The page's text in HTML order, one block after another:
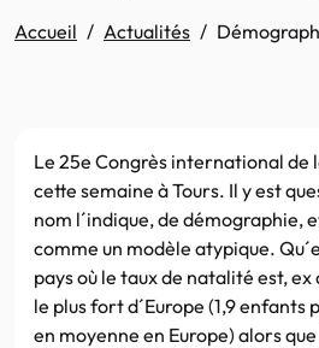
Accueil Actualités
Le 25e Congrès international de
cette semaine à Tours. Il y est
nom l´indique, de démographie,
comme un modèle atypique.
pays où le taux de natalité est,
le plus fort d´Europe (1,9 enfants
en moyenne en Europe) alors